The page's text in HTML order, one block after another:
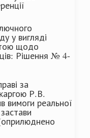
у вигляді
щодо
Рішення № 4-
за
Р.В.
вимоги реальної